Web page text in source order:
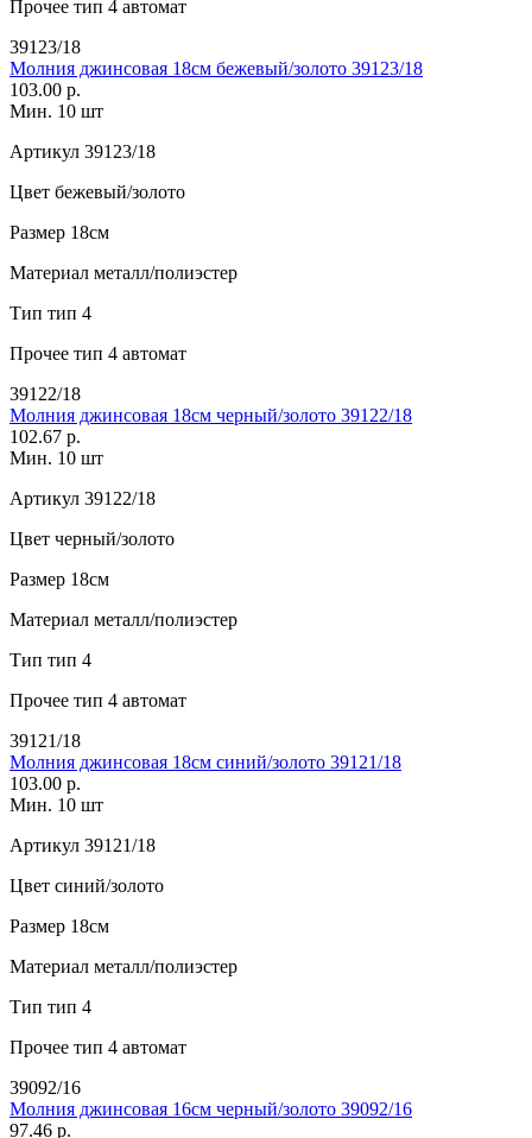
Прочее тип 4 автомат
39123/18
Молния джинсовая 18см бежевый/золото 39123/18
103.00 р.
Мин. 10 шт
Артикул 39123/18
Цвет бежевый/золото
Размер 18см
Материал металл/полиэстер
Тип тип 4
Прочее тип 4 автомат
39122/18
Молния джинсовая 18см черный/золото 39122/18
102.67 р.
Мин. 10 шт
Артикул 39122/18
Цвет черный/золото
Размер 18см
Материал металл/полиэстер
Тип тип 4
Прочее тип 4 автомат
39121/18
Молния джинсовая 18см синий/золото 39121/18
103.00 р.
Мин. 10 шт
Артикул 39121/18
Цвет синий/золото
Размер 18см
Материал металл/полиэстер
Тип тип 4
Прочее тип 4 автомат
39092/16
Молния джинсовая 16см черный/золото 39092/16
97.46 р.